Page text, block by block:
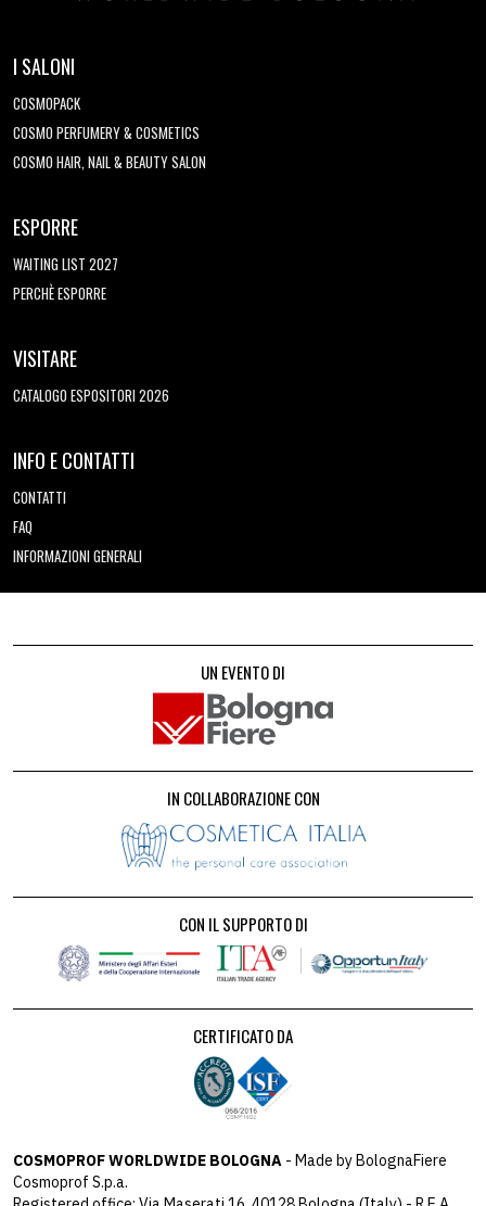
I SALONI
COSMOPACK
COSMO PERFUMERY & COSMETICS
COSMO HAIR, NAIL & BEAUTY SALON
ESPORRE
WAITING LIST 2027
PERCHÈ ESPORRE
VISITARE
CATALOGO ESPOSITORI 2026
INFO E CONTATTI
CONTATTI
FAQ
INFORMAZIONI GENERALI
UN EVENTO DI
IN COLLABORAZIONE CON
CON IL SUPPORTO DI
CERTIFICATO DA
COSMOPROF WORLDWIDE BOLOGNA - Made by BolognaFiere
Cosmoprof S.p.a.